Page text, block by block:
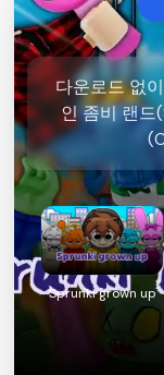
다운로드 없
인 좀비 랜드
Sprunki grown up